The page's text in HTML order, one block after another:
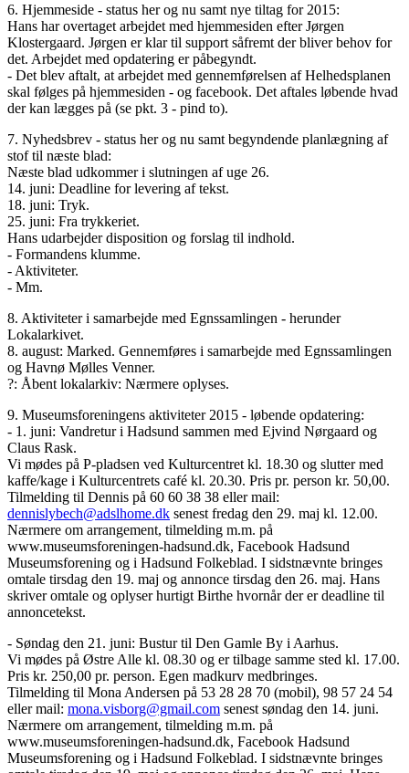
6. Hjemmeside - status her og nu samt nye tiltag for 2015:
Hans har overtaget arbejdet med hjemmesiden efter Jørgen
Klostergaard. Jørgen er klar til support såfremt der bliver behov for
det. Arbejdet med opdatering er påbegyndt.
- Det blev aftalt, at arbejdet med gennemførelsen af Helhedsplanen
skal følges på hjemmesiden - og facebook. Det aftales løbende hvad
der kan lægges på (se pkt. 3 - pind to).
7. Nyhedsbrev - status her og nu samt begyndende planlægning af
stof til næste blad:
Næste blad udkommer i slutningen af uge 26.
14. juni: Deadline for levering af tekst.
18. juni: Tryk.
25. juni: Fra trykkeriet.
Hans udarbejder disposition og forslag til indhold.
- Formandens klumme.
- Aktiviteter.
- Mm.
8. Aktiviteter i samarbejde med Egnssamlingen - herunder
Lokalarkivet.
8. august: Marked. Gennemføres i samarbejde med Egnssamlingen
og Havnø Mølles Venner.
?: Åbent lokalarkiv: Nærmere oplyses.
9. Museumsforeningens aktiviteter 2015 - løbende opdatering:
- 1. juni: Vandretur i Hadsund sammen med Ejvind Nørgaard og
Claus Rask.
Vi mødes på P-pladsen ved Kulturcentret kl. 18.30 og slutter med
kaffe/kage i Kulturcentrets café kl. 20.30. Pris pr. person kr. 50,00.
Tilmelding til Dennis på 60 60 38 38 eller mail:
dennislybech@adslhome.dk senest fredag den 29. maj kl. 12.00.
Nærmere om arrangement, tilmelding m.m. på
www.museumsforeningen-hadsund.dk, Facebook Hadsund
Museumsforening og i Hadsund Folkeblad. I sidstnævnte bringes
omtale tirsdag den 19. maj og annonce tirsdag den 26. maj. Hans
skriver omtale og oplyser hurtigt Birthe hvornår der er deadline til
annoncetekst.
- Søndag den 21. juni: Bustur til Den Gamle By i Aarhus.
Vi mødes på Østre Alle kl. 08.30 og er tilbage samme sted kl. 17.00.
Pris kr. 250,00 pr. person. Egen madkurv medbringes.
Tilmelding til Mona Andersen på 53 28 28 70 (mobil), 98 57 24 54
eller mail: mona.visborg@gmail.com senest søndag den 14. juni.
Nærmere om arrangement, tilmelding m.m. på
www.museumsforeningen-hadsund.dk, Facebook Hadsund
Museumsforening og i Hadsund Folkeblad. I sidstnævnte bringes